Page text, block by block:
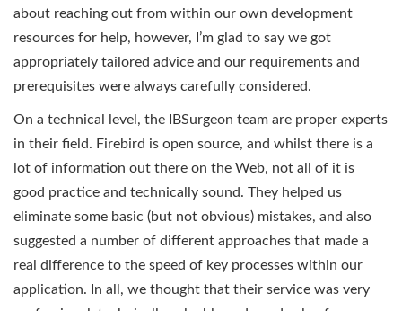
about reaching out from within our own development
resources for help, however, I’m glad to say we got
appropriately tailored advice and our requirements and
prerequisites were always carefully considered.
On a technical level, the IBSurgeon team are proper experts
in their field. Firebird is open source, and whilst there is a
lot of information out there on the Web, not all of it is
good practice and technically sound. They helped us
eliminate some basic (but not obvious) mistakes, and also
suggested a number of different approaches that made a
real difference to the speed of key processes within our
application. In all, we thought that their service was very